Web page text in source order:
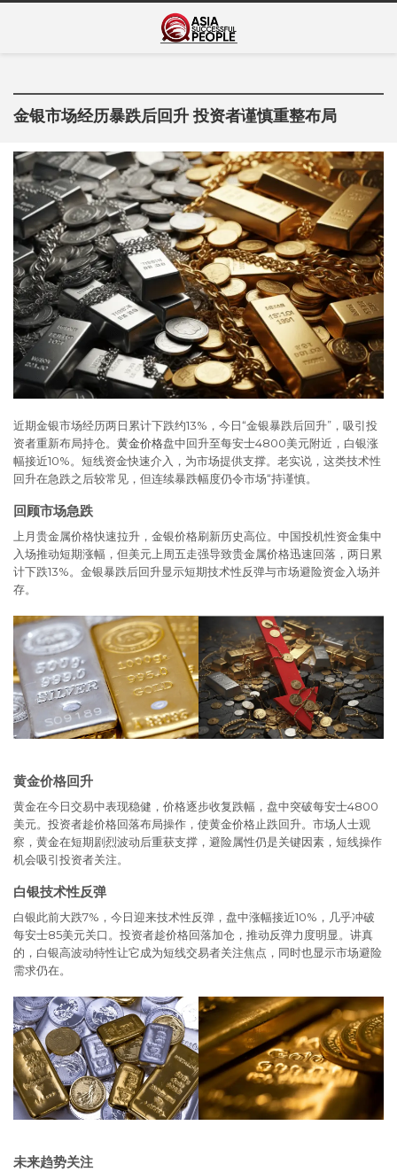
Asia Successful
People
金银市场经历暴跌后回升 投资者谨慎重整布局
近期金银市场经历两日累计下跌约13%，今日“金银暴跌后回升”，吸引投
资者重新布局持仓。 黄金价格盘中回升至每安士4800美元附近，白银涨
幅接近10%。短线资金快速介入，为市场提供支撑。老实说，这类技术性
回升在急跌之后较常见，但连续暴跌幅度仍令市场“持谨慎。
回顾市场急跌
上月贵金属价格快速拉升，金银价格刷新历史高位。中国投机性资金集中
入场推动短期涨幅，但美元上周五走强导致贵金属价格迅速回落，两日累
计下跌13%。金银暴跌后回升显示短期技术性反弹与市场避险资金入场并
存。
黄金价格回升
黄金在今日交易中表现稳健，价格逐步收复跌幅，盘中突破每安士4800
美元。投资者趁价格回落布局操作，使黄金价格止跌回升。市场人士观
察，黄金在短期剧烈波动后重获支撑，避险属性仍是关键因素，短线操作
机会吸引投资者关注。
白银技术性反弹
白银此前大跌7%，今日迎来技术性反弹，盘中涨幅接近10%，几乎冲破
每安士85美元关口。投资者趁价格回落加仓，推动反弹力度明显。讲真
的，白银高波动特性让它成为短线交易者关注焦点，同时也显示市场避险
需求仍在。
未来趋势关注